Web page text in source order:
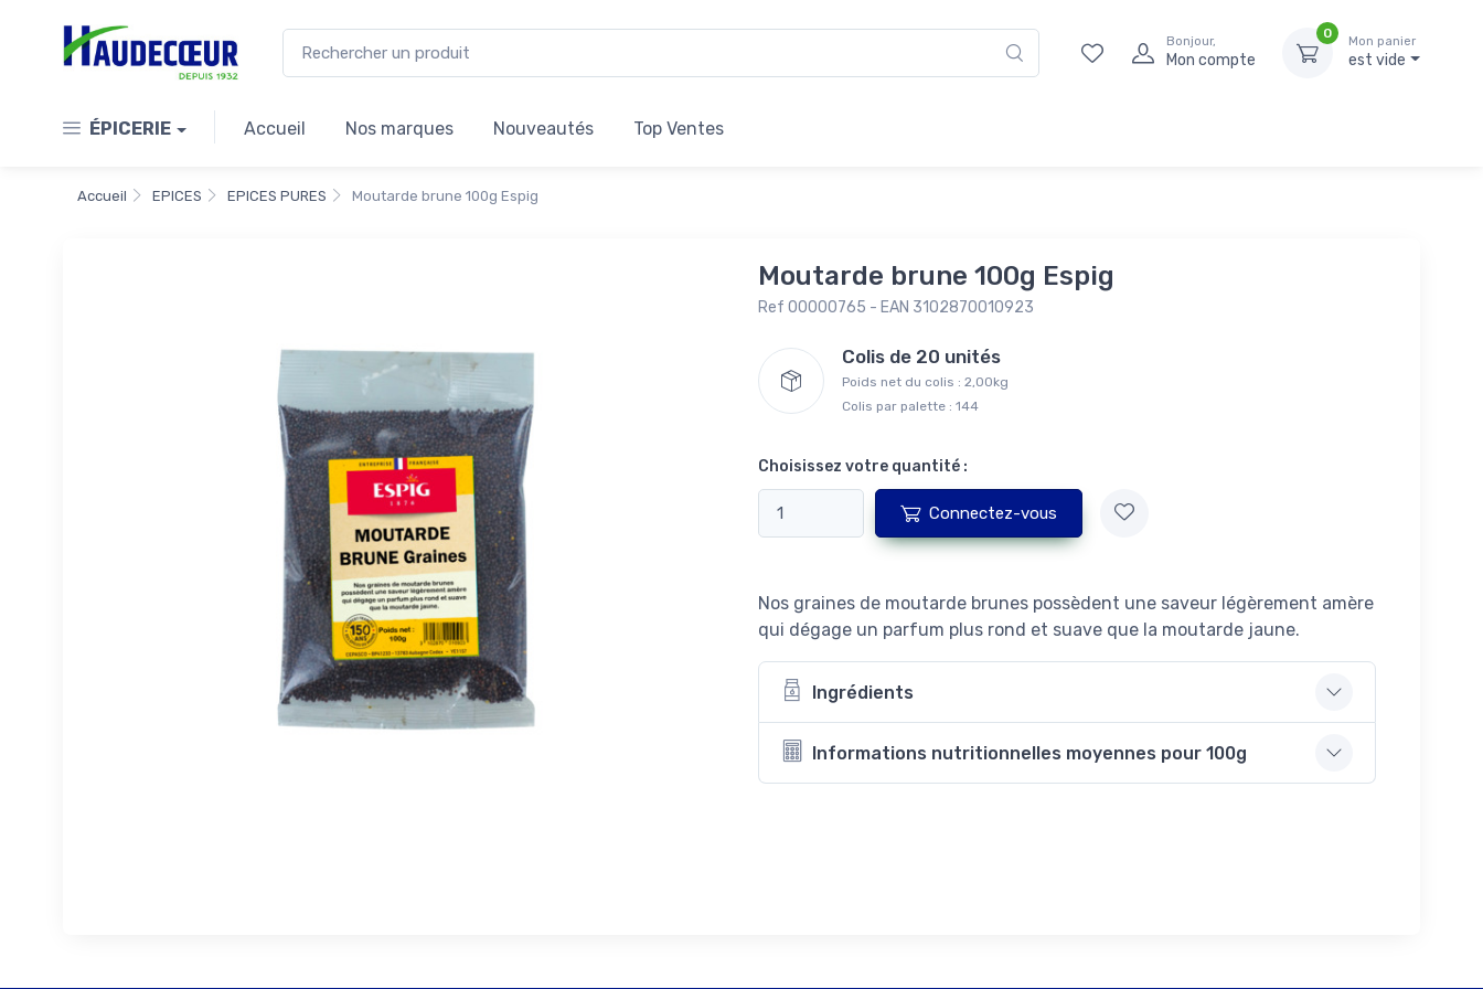
Bonjour,
Mon compte
0
Mon panier
est vide
ÉPICERIE Accueil Nos marques Nouveautés Top Ventes
Accueil EPICES EPICES PURES Moutarde brune 100g Espig
Moutarde brune 100g Espig
Ref 00000765 - EAN 3102870010923
Colis de 20 unités
Poids net du colis : 2,00kg
Colis par palette : 144
Choisissez votre quantité :
Connectez-vous
Nos graines de moutarde brunes possèdent une saveur légèrement amère
qui dégage un parfum plus rond et suave que la moutarde jaune.
Ingrédients
Informations nutritionnelles moyennes pour 100g